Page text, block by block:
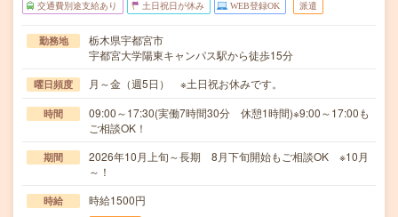
交通費別途支給あり 土日祝日が休み WEB登録OK 派遣
勤務地
栃木県宇都宮市
宇都宮大学陽東キャンパス駅から徒歩15分
曜日頻度 月～金（週5日） ※土日祝お休みです。
時間
09:00～17:30(実働7時間30分 休憩1時間)※9:00～17:00も
ご相談OK！
期間
2026年10月上旬～長期 8月下旬開始もご相談OK ※10月
～！
時給 時給1500円